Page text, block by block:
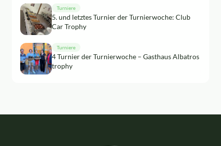
Turniere
5. und letztes Turnier der Turnierwoche: Club
Car Trophy
Turniere
4 Turnier der Turnierwoche – Gasthaus Albatros
trophy